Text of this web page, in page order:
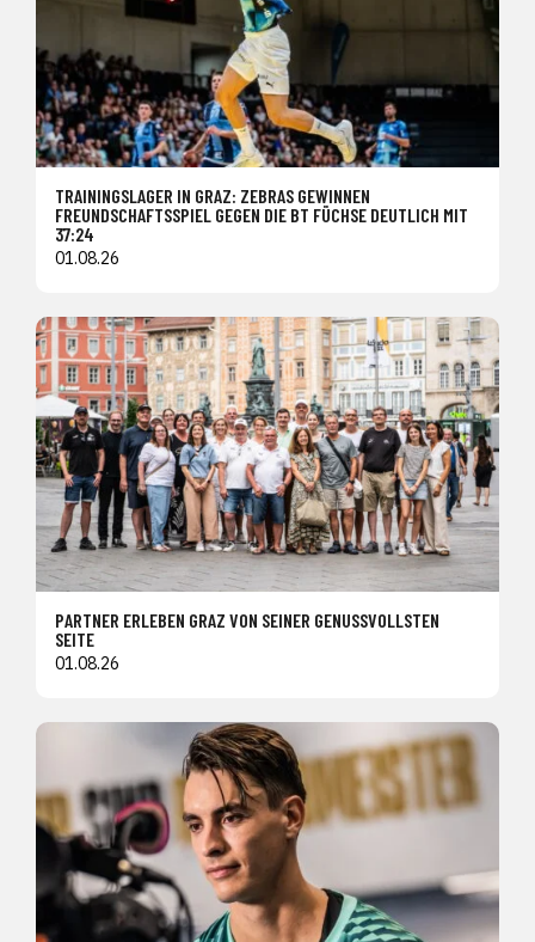
TRAININGSLAGER IN GRAZ: ZEBRAS GEWINNEN
FREUNDSCHAFTSSPIEL GEGEN DIE BT FÜCHSE DEUTLICH MIT
37:24
01.08.26
PARTNER ERLEBEN GRAZ VON SEINER GENUSSVOLLSTEN
SEITE
01.08.26